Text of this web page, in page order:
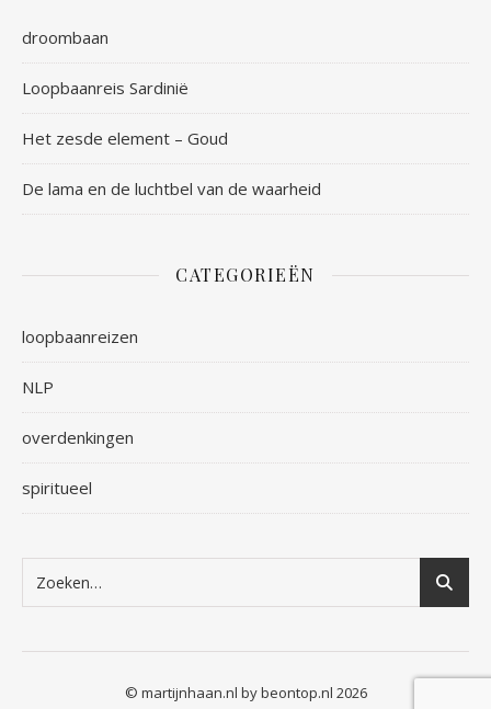
droombaan
Loopbaanreis Sardinië
Het zesde element – Goud
De lama en de luchtbel van de waarheid
CATEGORIEËN
loopbaanreizen
NLP
overdenkingen
spiritueel
© martijnhaan.nl by beontop.nl 2026